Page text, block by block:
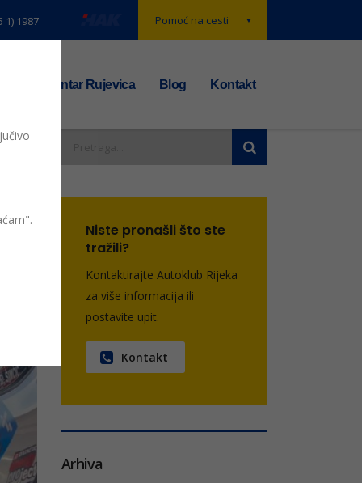
Pomoć na cesti
1) 1987
TS centar Rujevica Blog Kontakt
Niste pronašli što ste
tražili?
Kontaktirajte Autoklub Rijeka
za više informacija ili
postavite upit.
Kontakt
Arhiva